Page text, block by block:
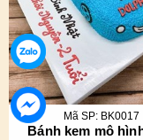
Mã SP: BK0017
Bánh kem mô